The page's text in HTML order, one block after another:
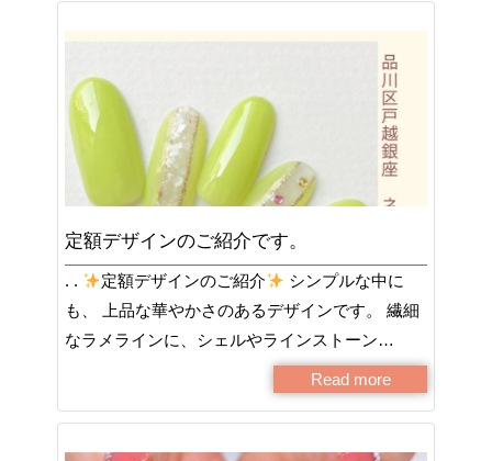
定額デザインのご紹介です。
. . 定額デザインのご紹介
シンプルな中に
も、 上品な華やかさのあるデザインです。 繊細
なラメラインに、シェルやラインストーン…
Read more